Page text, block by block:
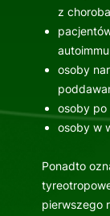
z
osoby
osoby
osoby w
Ponadto
pierwszego